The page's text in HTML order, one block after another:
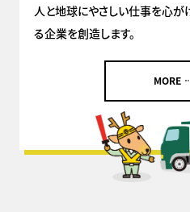
人と地球にやさしい仕事を心が
る企業を創造します。
MORE